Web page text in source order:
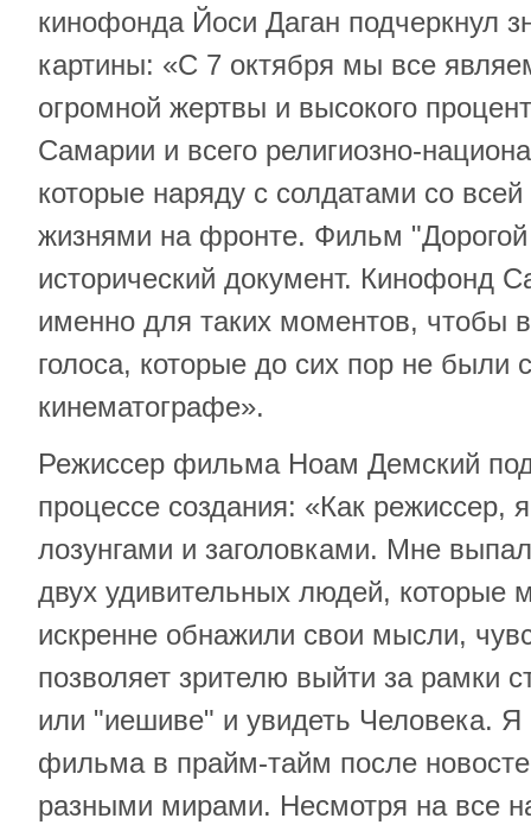
кинофонда Йоси Даган подчеркнул
картины: «С 7 октября мы все
огромной жертвы и высокого
Самарии и всего религиозно-
которые наряду с солдатами со
жизнями на фронте. Фильм
исторический документ. Кинофонд
именно для таких моментов, чтобы
голоса, которые до сих пор не
кинематографе».
Режиссер фильма Ноам Демский
процессе создания: «Как режиссер,
лозунгами и заголовками. Мне
двух удивительных людей, которые
искренне обнажили свои мысли,
позволяет зрителю выйти за рамки
или "иешиве" и увидеть Человека. Я
фильма в прайм-тайм после
разными мирами. Несмотря на все